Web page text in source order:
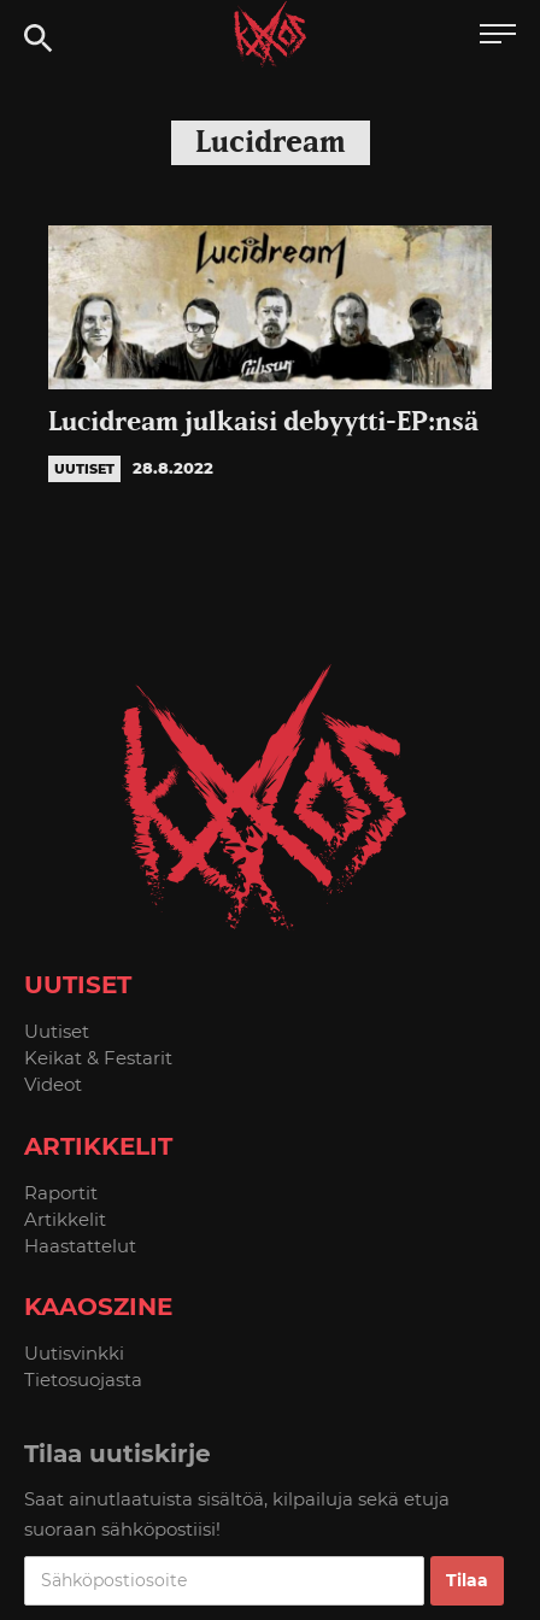
Siirry
suoraan
Kaaoszine
Lucidream
Lucidream julkaisi debyytti-EP:nsä
UUTISET 28.8.2022
UUTISET
Uutiset
Keikat & Festarit
Videot
ARTIKKELIT
Raportit
Artikkelit
Haastattelut
KAAOSZINE
Uutisvinkki
Tietosuojasta
Tilaa uutiskirje
Saat ainutlaatuista sisältöä, kilpailuja sekä etuja
suoraan sähköpostiisi!